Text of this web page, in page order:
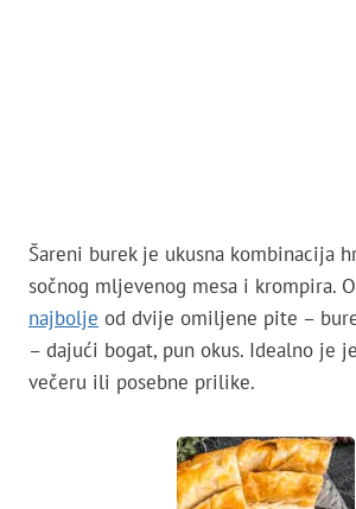
Šareni burek je ukusna kombinacija
sočnog mljevenog mesa i krompira.
najbolje od dvije omiljene pite –
– dajući bogat, pun okus. Idealno je
večeru ili posebne prilike.